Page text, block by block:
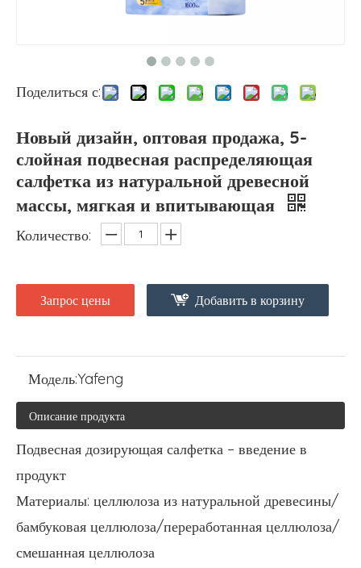
Поделиться с:
Новый дизайн, оптовая продажа, 5-
слойная подвесная распределяющая
салфетка из натуральной древесной
массы, мягкая и впитывающая
Количество:
Запрос цены Добавить в корзину
Модель:Yafeng
Описание продукта
Подвесная дозирующая салфетка – введение в
продукт
Материалы: целлюлоза из натуральной древесины/
бамбуковая целлюлоза/переработанная целлюлоза/
смешанная целлюлоза